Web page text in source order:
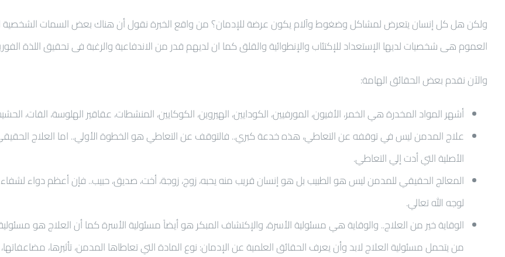
ولكن هل كل إنسان يتعرض لمشاكل وضغوط وآلام يكون عرضة للإدمان؟ من واقع الخبرة نقول أن هناك بعض السمات الشخصية
العموم هى شخصيات لديها الإستعداد للإكتئاب والإنطوائية والقلق كما ان لديهم قدر من الاندفاعية والرغبة فى تحقيق اللذة
والآن نقدم بعض الحقائق الهامة:
أشهر المواد المخدرة هي الخمر، الأفيون، المورفيين، الكودايين، الهيروين، الكوكايين، المنشطات، عقاقير الهلوسة، القات،
علاج المدمن ليس في توقفه عن التعاطي، هذه خدعة كبري.. فالتوقف عن التعاطي هو الخطوة الأولي.. اما العلاج
الأصلية التي أدت إلي التعاطي.
المعالج الحقيقي للمدمن ليس هو الطبيب بل هو إنسان قريب منه يحبه، زوج، زوجة، أخت، صديق، حبيب.. فإن أعظم دواء لشفاء
لوجه الله تعالي.
الوقاية خير من العلاج.. والوقاية هي مسئولية الأسرة، والإكتشاف المبكر هو أيضاً مسئولية الأسرة كما أن العلاج هو
من يتحمل مسئولية العلاج لابد وأن يعرف الحقائق العلمية عن الإدمان: نوع المادة التي تعاطاها المدمن، تأثيرها،